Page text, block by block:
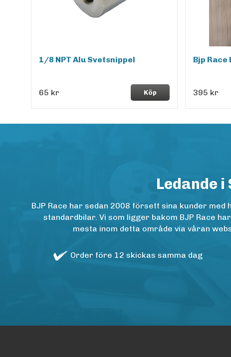
1/8 NPT Alu Svetsnippel
65 kr Köp
Bjp
395 kr
Ledande
BJP Race har sedan 2008 försett sina kunder
standardbilar. Vi som ligger bakom BJP Race
mesta inom detta område via våran
Order före 12 skickas samma dag